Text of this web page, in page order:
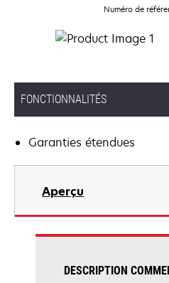
Numéro de
FONCTIONNALITÉS
Garanties étendues
Aperçu
DESCRIPTION